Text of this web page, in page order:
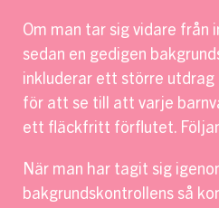
Om man tar sig vidare från
sedan en gedigen
inkluderar ett större
för att se till att varje
ett fläckfritt förflutet.
När man har tagit sig
bakgrundskontrollens så